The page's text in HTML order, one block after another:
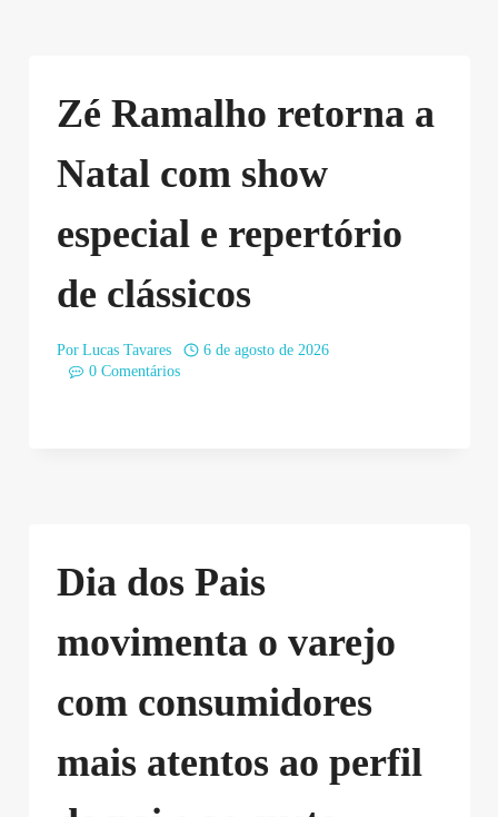
Zé Ramalho retorna a
Natal com show
especial e repertório
de clássicos
Por Lucas Tavares
6 de agosto de 2026
0 Comentários
Dia dos Pais
movimenta o varejo
com consumidores
mais atentos ao perfil